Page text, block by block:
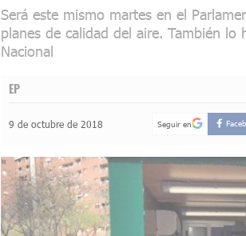
Será este mismo martes en el
planes de calidad del aire. También lo
Nacional
EP
9 de octubre de 2018 Seguir en